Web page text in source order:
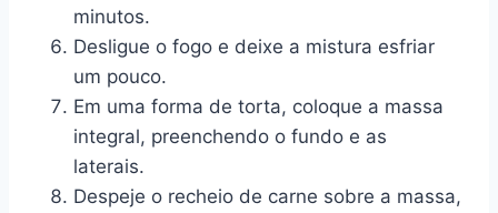
minutos.
Desligue o fogo e deixe a mistura esfriar
um pouco.
Em uma forma de torta, coloque a massa
integral, preenchendo o fundo e as
laterais.
Despeje o recheio de carne sobre a massa,